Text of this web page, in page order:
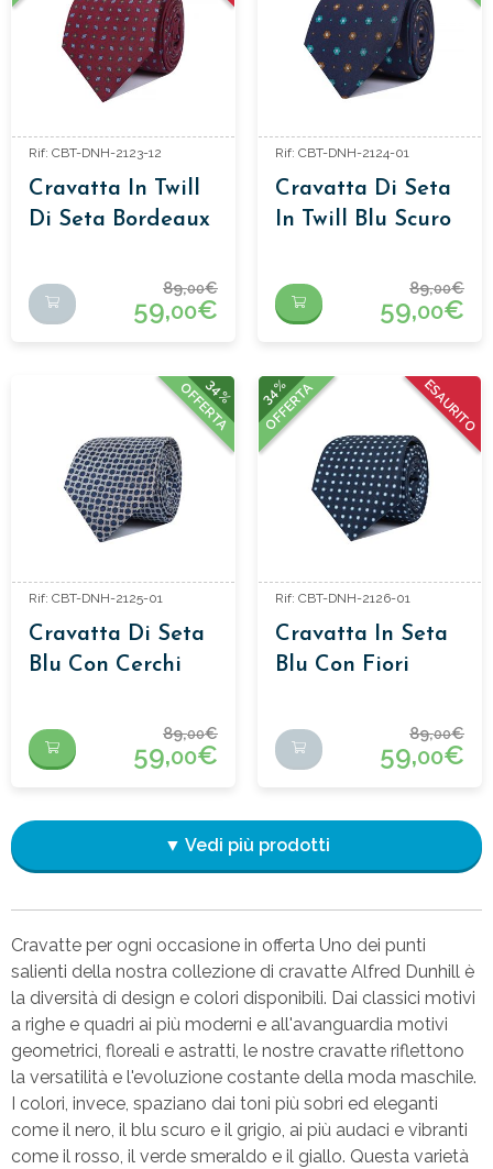
Rif: CBT-DNH-2123-12
Cravatta In Twill
Di Seta Bordeaux
89,00€
59,00€
Rif: CBT-DNH-2124-01
Cravatta Di Seta
In Twill Blu Scuro
89,00€
59,00€
34%
OFFERTA
Rif: CBT-DNH-2125-01
Cravatta Di Seta
Blu Con Cerchi
89,00€
59,00€
ESAURITO
34%
OFFERTA
Rif: CBT-DNH-2126-01
Cravatta In Seta
Blu Con Fiori
89,00€
59,00€
▼ Vedi più prodotti
Cravatte per ogni occasione in offerta Uno dei punti
salienti della nostra collezione di cravatte Alfred Dunhill è
la diversità di design e colori disponibili. Dai classici motivi
a righe e quadri ai più moderni e all'avanguardia motivi
geometrici, floreali e astratti, le nostre cravatte riflettono
la versatilità e l'evoluzione costante della moda maschile.
I colori, invece, spaziano dai toni più sobri ed eleganti
come il nero, il blu scuro e il grigio, ai più audaci e vibranti
come il rosso, il verde smeraldo e il giallo. Questa varietà